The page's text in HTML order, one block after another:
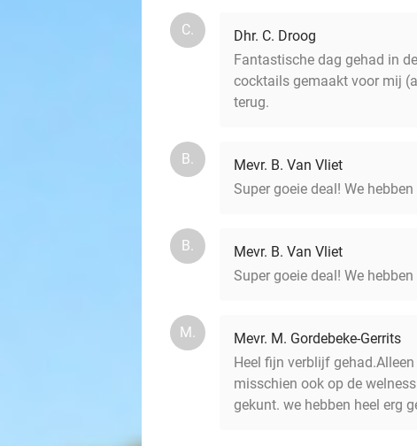
C.
Dhr. C. Droog
Fantastische dag gehad in
cocktails gemaakt voor mij
terug.
B.
Mevr. B. Van Vliet
Super goeie deal! We
B.
Mevr. B. Van Vliet
Super goeie deal! We
M.
Mevr. M. Gordebeke-Gerrits
Heel fijn verblijf
misschien ook op de
gekunt. we hebben heel erg